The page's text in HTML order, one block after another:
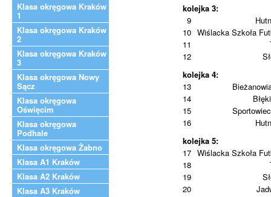
Klasa okręgowa Kraków
1
Klasa okręgowa Kraków
2
Klasa okręgowa Kraków
3
Klasa okręgowa Nowy
Sącz
Klasa okręgowa
Oświęcim
Klasa okręgowa
Podhale
Klasa okręgowa Żabno
Klasa A1 Kraków
Klasa A2 Kraków
Klasa A3 Kraków
kolejka 3:
9
10 Wiślacka Szkoła
11
12
kolejka 4:
13
14
15
16
kolejka 5:
17 Wiślacka Szkoła
18
19
20